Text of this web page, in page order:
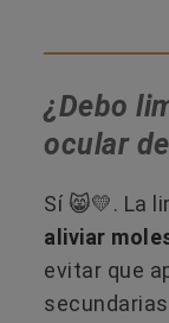
¿Debo
ocular
Sí 😸💛. La
aliviar
evitar que